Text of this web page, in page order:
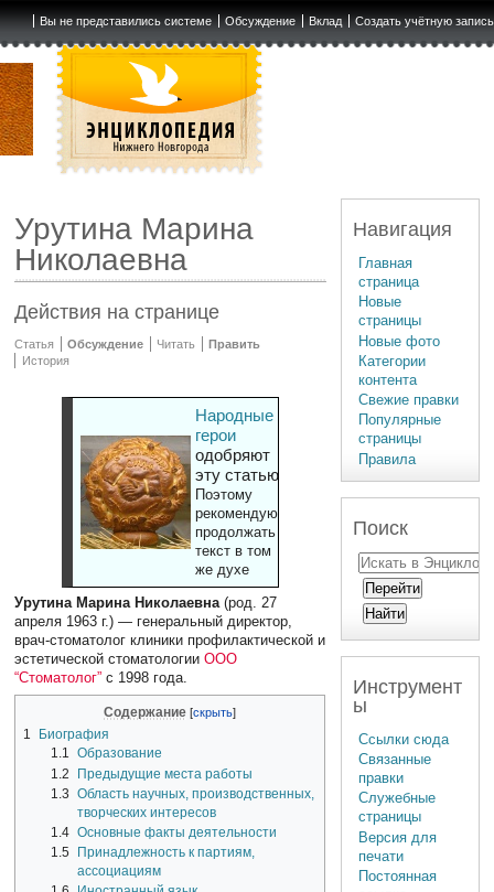
Вы не представились системе Обсуждение Вклад Создать учётную запись
Урутина Марина
Николаевна
Действия на странице
Статья Обсуждение Читать
Править
История
Народные
герои
одобряют
эту статью
Поэтому
рекомендуют
продолжать
текст в том
же духе
Урутина Марина Николаевна(род. 27
апреля 1963 г.) — генеральный директор,
врач-стоматолог клиники профилактической и
эстетической стоматологииООО
“Стоматолог” с 1998 года.
Содержание
1
Биография
1.1 Образование
1.2
Предыдущие места работы
1.3 Область научных, производственных,
творческих интересов
1.4 Основные факты деятельности
1.5
Принадлежность к партиям,
ассоциациям
Навигация
Главная
страница
Новые
страницы
Новые фото
Категории
контента
Свежие правки
Популярные
страницы
Правила
Поиск
Инструмент
ы
Ссылки сюда
Связанные
правки
Служебные
страницы
Версия для
печати
Постоянная